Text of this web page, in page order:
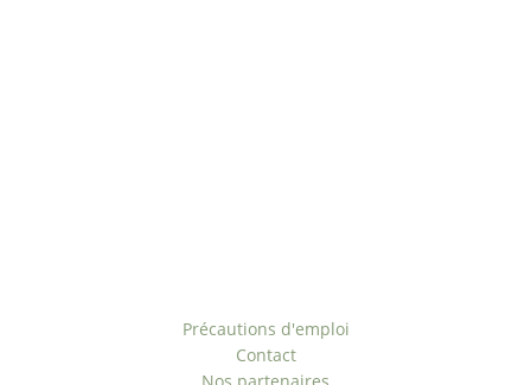
Précautions d'emploi
Contact